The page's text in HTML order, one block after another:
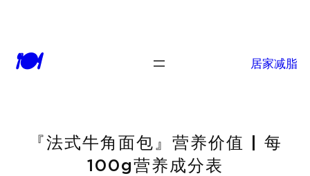
🍽 居家减脂
『法式牛角面包』营养价值 | 每
100g营养成分表